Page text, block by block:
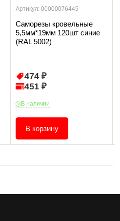
Артикул: 00000076445
Саморезы кровельные
5,5мм*19мм 120шт синие
(RAL 5002)
474 ₽
451 ₽
В наличии
В корзину